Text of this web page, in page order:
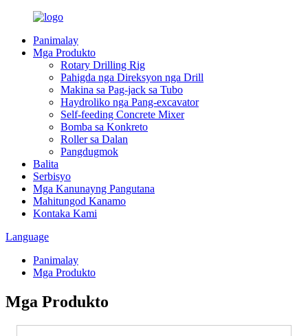
Panimalay
Mga Produkto
Rotary Drilling Rig
Pahigda nga Direksyon nga Drill
Makina sa Pag-jack sa Tubo
Haydroliko nga Pang-excavator
Self-feeding Concrete Mixer
Bomba sa Konkreto
Roller sa Dalan
Pangdugmok
Balita
Serbisyo
Mga Kanunayng Pangutana
Mahitungod Kanamo
Kontaka Kami
Language
Panimalay
Mga Produkto
Mga Produkto